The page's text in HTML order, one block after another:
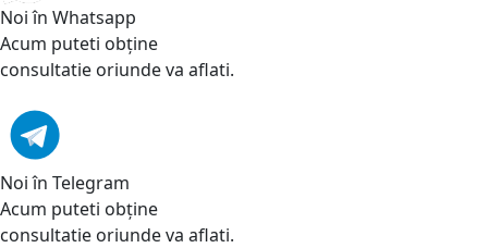
Noi în Whatsapp
Acum puteti obține
consultatie oriunde va aflati.
Noi în Telegram
Acum puteti obține
consultatie oriunde va aflati.